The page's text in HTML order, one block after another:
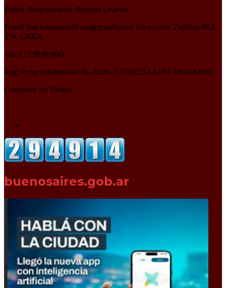
Editor Responsable: Romina Linares.
Email: baclubesynoticias@gmail.com. Dirección: Zapiola 983,
1ºA. CABA.
Tel: 1159896980.
Reg. Prop. Intelectual: RL-2026-57318237-APN-DNDA#MJ
Contador de Visitas
buenosaires.gob.ar